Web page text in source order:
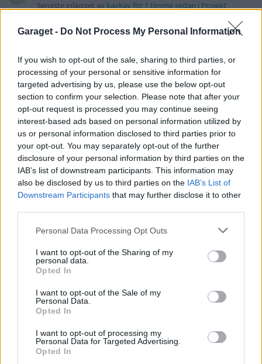
Garaget - Do Not Process My Personal Information
If you wish to opt-out of the sale, sharing to third parties, or
processing of your personal or sensitive information for
targeted advertising by us, please use the below opt-out
section to confirm your selection. Please note that after your
opt-out request is processed you may continue seeing
interest-based ads based on personal information utilized by
us or personal information disclosed to third parties prior to
your opt-out. You may separately opt-out of the further
disclosure of your personal information by third parties on the
IAB’s list of downstream participants. This information may
also be disclosed by us to third parties on the IAB’s List of
Downstream Participants that may further disclose it to other
Personal Data Processing Opt Outs
I want to opt-out of the Sharing of my
personal data.
Opted In
I want to opt-out of the Sale of my
Personal Data.
Opted In
I want to opt-out of processing my
Personal Data for Targeted Advertising.
Opted In
Senaste inlägget av kaykay för 1 timme sedan i Projekt
Manta b som ska räddas (kaross eller
delar sökes)
122 svar
Huggern goes big block with 427 ZL-1! 551 svar
Senaste inlägget avhugger69 för 10 timmar sedaniProjekt
Camaro som bruksbil?! 57 svar
Senaste inlägget avEv_volvo142 för 11 timmar sedaniProjekt
Volkswagen split bus t1 1962 2559 svar
Senaste inlägget avDr_snuggels för 12 timmar sedaniProjekt
Golf Mk2 16v Turbo 137 svar
Senaste inlägget av16vt4m för 13 timmar sedan i Projekt
Senaste inlägget avjarleb för 15 timmar sedan Projekt
Volvo 245 ?Turbo? 40 svar
Senaste inlägget av
Renovering av en Honda Civic Aerodeck
VTi
Senaste inlägget av
Nyaste forumtrådarna
Ni som kör HEV eller PHEV ? är ni nöjda?